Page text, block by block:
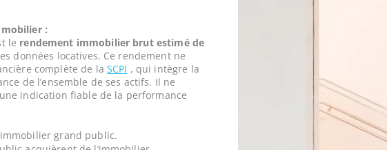
:
le rendement immobilier brut estimé de
données locatives. Ce rendement ne
complète de la SCPI , qui intègre la
de l’ensemble de ses actifs. Il ne
indication fiable de la performance
grand public.